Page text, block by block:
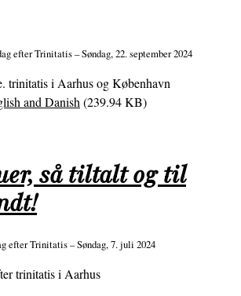
efter Trinitatis – Søndag, 22. september 2024
trinitatis i Aarhus og København
and Danish (239.94 KB)
så tiltalt og til
efter Trinitatis – Søndag, 7. juli 2024
trinitatis i Aarhus